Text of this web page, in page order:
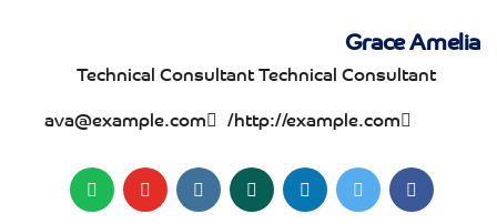
Grace Amelia
Technical Consultant
Technical Consultant
http://example.com/
ava@example.com